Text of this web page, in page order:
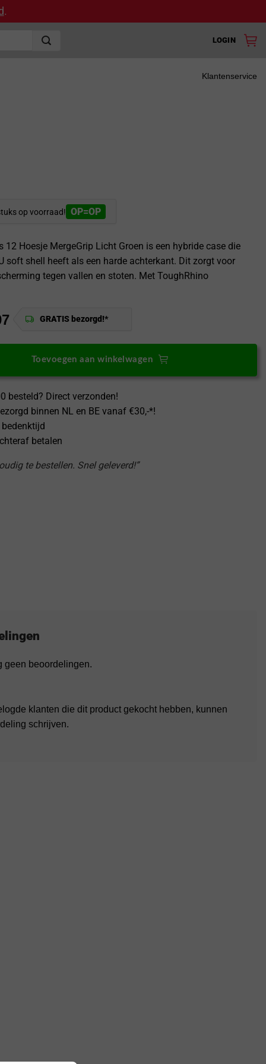
.
LOGIN
Klantenservice
op voorraad! OP=OP
12 Hoesje MergeGrip Licht Groen is een hybride case die
soft shell heeft als een harde achterkant. Dit zorgt voor
tegen vallen en stoten. Met ToughRhino
GRATIS bezorgd!*
Toevoegen aan winkelwagen
besteld? Direct verzonden!
binnen NL en BE vanaf €30,-*!
betalen
te bestellen. Snel geleverd!”
geen beoordelingen.
klanten die dit product gekocht hebben, kunnen
schrijven.